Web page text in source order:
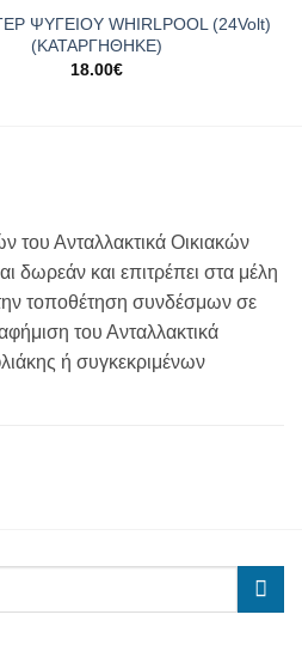
ΨΥΓΕΙΟY WHIRLPOOL (24Volt)
(ΚΑΤΑΡΓΗΘΗΚΕ)
18.00€
του Ανταλλακτικά Οικιακών
δωρεάν και επιτρέπει στα μέλη
τοποθέτηση συνδέσμων σε
του Ανταλλακτικά
ή συγκεκριμένων